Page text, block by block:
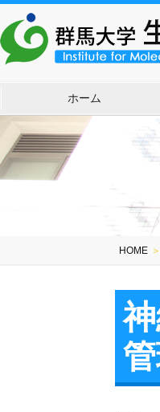
ホーム
HOME ＞